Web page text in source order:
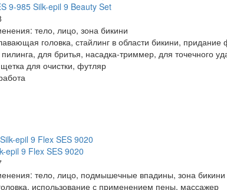
9-985 Silk-epil 9 Beauty Set
тело, лицо, зона бикини
головка, стайлинг в области бикини,
для бритья, насадка-триммер, для точечного
для очистки, футляр
epil 9 Flex SES 9020
тело, лицо, подмышечные впадины, зона бикини
использование с применением пены, массажер